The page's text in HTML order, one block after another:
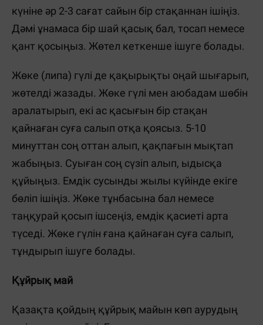
күніне әр 2-3 сағат сайын бір стақаннан ішіңіз.
Дәмі ұнамаса бір шай қасық бал, тосап немесе
қант қосыңыз. Жөтел кеткенше ішуге болады.
Жөке (липа) гүлі де қақырықты оңай шығарып,
жөтелді жазады. Жөке гүлі мен аюбадам шөбін
аралатырып, екі ас қасығын бір стақан
қайнаған суға салып отқа қоясыз. 5-10
минуттан соң оттан алып, қақпағын мықтап
жабыңыз. Суыған соң сүзіп алып, ыдысқа
құйыңыз. Емдік сусынды жылы күйінде екіге
бөліп ішіңіз. Жөке тұнбасына бал немесе
таңқурай қосып ішсеңіз, емдік қасиеті арта
түседі. Жөке гүлін ғана қайнаған суға салып,
тұндырып ішуге болады.
Құйрық май
Қазақта қойдың құйрық майын көп аурудың